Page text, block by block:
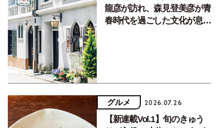
龍彦が訪れ、森見登美彦が青
春時代を過ごした文化が息づ
グルメ 2026.07.26
【新連載Vol.1】旬のきゅう